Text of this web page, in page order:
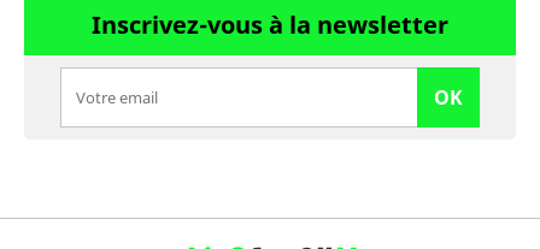
Inscrivez-vous à la newsletter
OK